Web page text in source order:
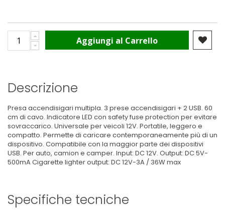
Aggiungi al Carrello
Descrizione
Presa accendisigari multipla. 3 prese accendisigari + 2 USB. 60
cm di cavo. Indicatore LED con safety fuse protection per evitare
sovraccarico. Universale per veicoli 12V. Portatile, leggero e
compatto. Permette di caricare contemporaneamente più di un
dispositivo. Compatibile con la maggior parte dei dispositivi
USB. Per auto, camion e camper. Input: DC 12V. Output: DC 5V-
500mA Cigarette lighter output: DC 12V-3A / 36W max
Specifiche tecniche